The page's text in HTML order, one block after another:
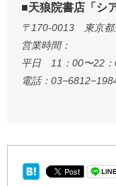
■天狼院書店「シ
〒170-0013 東京都
営業時間：
平日 11：00〜22
電話：